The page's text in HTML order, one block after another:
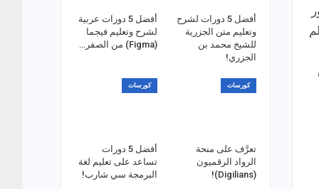
أفضل 5 دورات لشرح
وتعليم متن الجزرية
للشيخ محمد بن
الجزري!
أفضل 5 دورات عربية
لشرح وتعليم فيجما
(Figma) من الصفر…
كورسات
تعرَّف على منحة
الرواد الرقميون
(Digilians)!
كورسات
أفضل 5 دورات
تساعد على تعليم لغة
البرمجة سي شارب!